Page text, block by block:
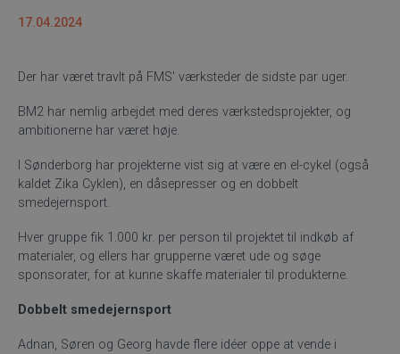
17.04.2024
Der har været travlt på FMS' værksteder de sidste par uger.
BM2 har nemlig arbejdet med deres værkstedsprojekter, og
ambitionerne har været høje.
I Sønderborg har projekterne vist sig at være en el-cykel (også
kaldet Zika Cyklen), en dåsepresser og en dobbelt
smedejernsport.
Hver gruppe fik 1.000 kr. per person til projektet til indkøb af
materialer, og ellers har grupperne været ude og søge
sponsorater, for at kunne skaffe materialer til produkterne.
Dobbelt smedejernsport
Adnan, Søren og Georg havde flere idéer oppe at vende i